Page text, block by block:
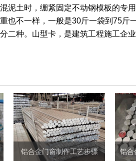
泥土时，绷紧固定不动钢模板的专
也不一样，一般是30斤一袋到75
二种。山型卡，是建筑工程施工企
铝合金门窗制作工艺步骤